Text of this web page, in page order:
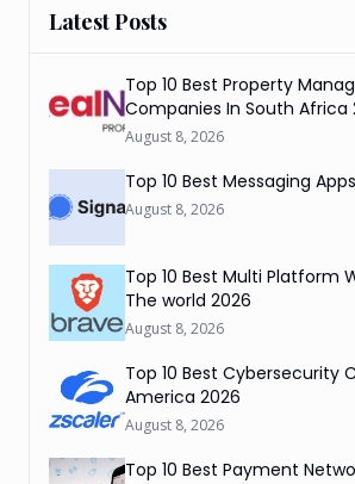
Latest Posts
Top 10 Best Property
Companies In South Africa
August 8, 2026
Top 10 Best Messaging
August 8, 2026
Top 10 Best Multi Platform
The world 2026
August 8, 2026
Top 10 Best Cybersecurity
America 2026
August 8, 2026
Top 10 Best Payment